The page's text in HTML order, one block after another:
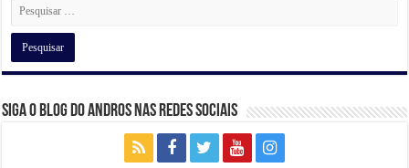
Siga o Blog do Andros nas Redes Sociais